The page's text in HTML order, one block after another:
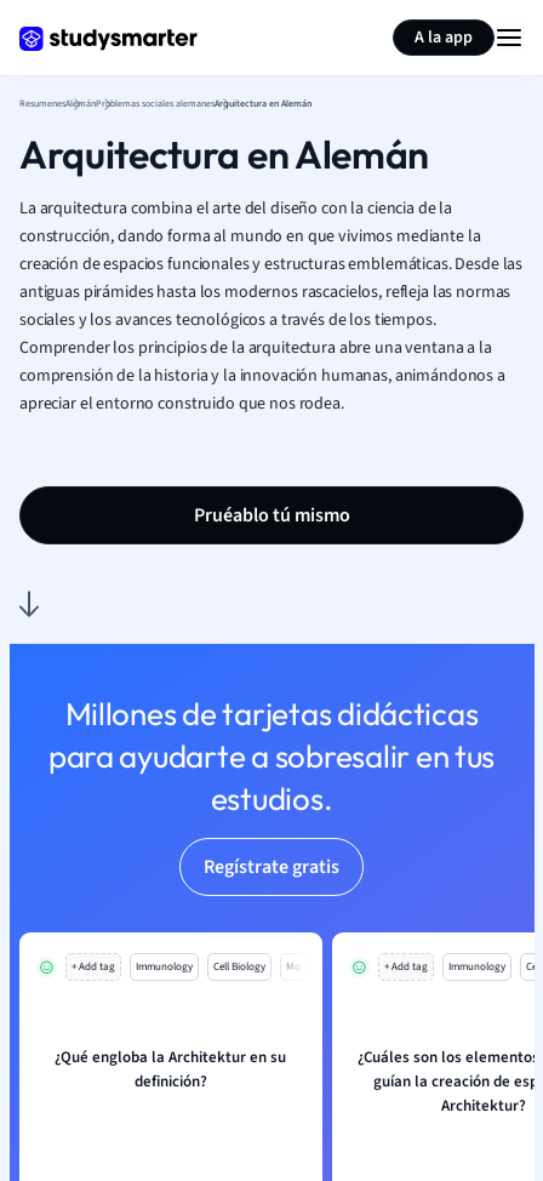
A la app
ResumenesAlemánProblemas sociales alemanesArquitectura en Alemán
Arquitectura en Alemán
La arquitectura combina el arte del diseño con la ciencia de la
construcción, dando forma al mundo en que vivimos mediante la
creación de espacios funcionales y estructuras emblemáticas. Desde las
antiguas pirámides hasta los modernos rascacielos, refleja las normas
sociales y los avances tecnológicos a través de los tiempos.
Comprender los principios de la arquitectura abre una ventana a la
comprensión de la historia y la innovación humanas, animándonos a
apreciar el entorno construido que nos rodea.
Pruéablo tú mismo
Millones de tarjetas didácticas
para ayudarte a sobresalir en tus
estudios.
Regístrate gratis
+ Add tag Immunology Cell Biology Mo
¿Qué engloba la Architektur en su
definición?
+ Add tag Immunology
¿Cuáles son los
guían la creación de
Architektur?
Resumir página